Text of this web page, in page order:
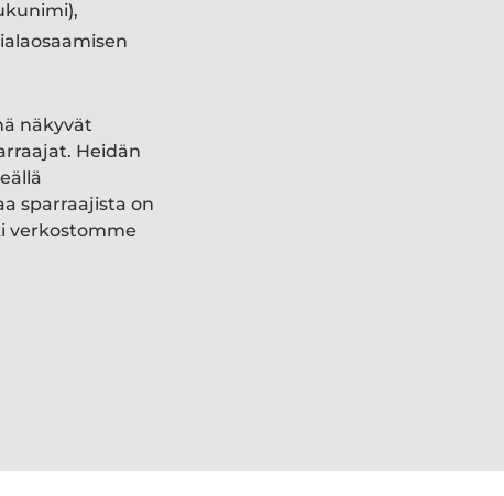
näkyvät
Heidän
sparraajista on
verkostomme